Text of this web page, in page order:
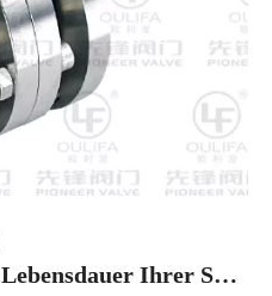
Wie verlängern Sie die Lebensdauer Ihrer Sanitär-Absperrklappe?